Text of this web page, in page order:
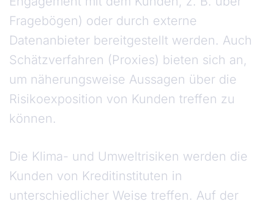
Fragebögen) oder durch externe
Datenanbieter bereitgestellt werden. Auch
Schätzverfahren (Proxies) bieten sich an,
um näherungsweise Aussagen über die
Risikoexposition von Kunden treffen zu
können.
Die Klima- und Umweltrisiken werden die
Kunden von Kreditinstituten in
unterschiedlicher Weise treffen. Auf der